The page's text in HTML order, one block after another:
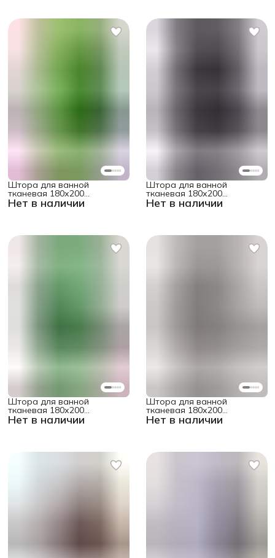
Нет в наличии
Штора для ванной
тканевая 180х200
водоотталкивающая "Тень
лягушки"
Нет в наличии
Штора для ванной
тканевая 180х200
водоотталкивающая
"Отблески молний"
Нет в наличии
Штора для ванной
тканевая 180х200
водоотталкивающая
"Смешной сфинкс"
Нет в наличии
Штора для ванной
тканевая 180х200
водоотталкивающая
"Старинный узор"